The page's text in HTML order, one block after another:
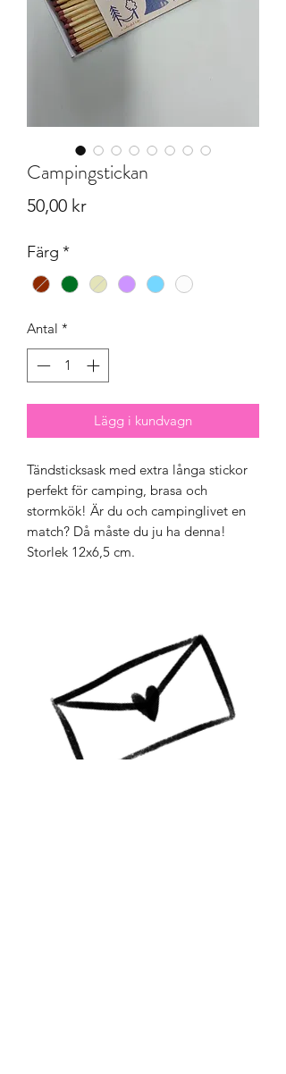
Campingstickan
50,00 krPris
Färg *
Antal *
Lägg i kundvagn
Tändsticksask med extra långa stickor
perfekt för camping, brasa och
stormkök! Är du och campinglivet en
match? Då måste du ju ha denna!
Storlek 12x6,5 cm.